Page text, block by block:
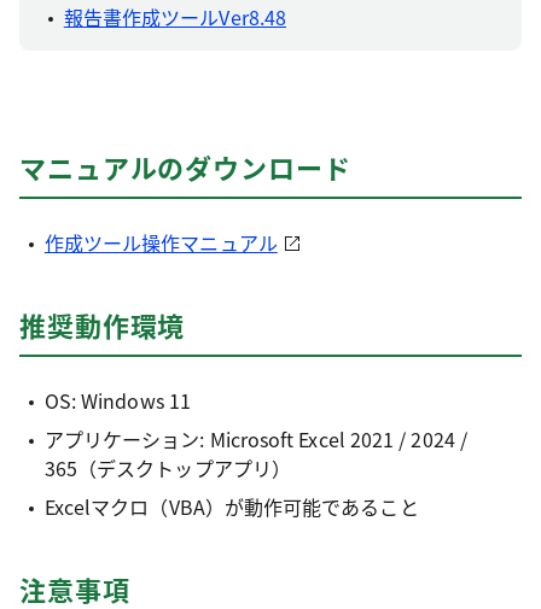
報告書作成ツールVer8.48
マニュアルのダウンロード
作成ツール操作マニュアル
推奨動作環境
OS: Windows 11
アプリケーション: Microsoft Excel 2021 / 2024 /
365（デスクトップアプリ）
Excelマクロ（VBA）が動作可能であること
注意事項